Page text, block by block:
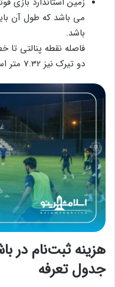
باشد.
دو تیرک نیز 7.32 متر است.
هزینه ثبت‌نام در
جدول تعرفه